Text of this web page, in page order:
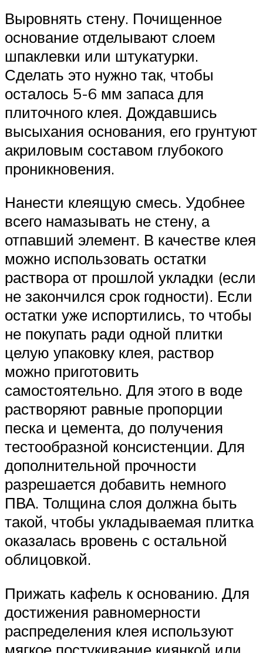
Выровнять стену. Почищенное
основание отделывают слоем
шпаклевки или штукатурки.
Сделать это нужно так, чтобы
осталось 5-6 мм запаса для
плиточного клея. Дождавшись
высыхания основания, его грунтуют
акриловым составом глубокого
проникновения.
Нанести клеящую смесь. Удобнее
всего намазывать не стену, а
отпавший элемент. В качестве клея
можно использовать остатки
раствора от прошлой укладки (если
не закончился срок годности). Если
остатки уже испортились, то чтобы
не покупать ради одной плитки
целую упаковку клея, раствор
можно приготовить
самостоятельно. Для этого в воде
растворяют равные пропорции
песка и цемента, до получения
тестообразной консистенции. Для
дополнительной прочности
разрешается добавить немного
ПВА. Толщина слоя должна быть
такой, чтобы укладываемая плитка
оказалась вровень с остальной
облицовкой.
Прижать кафель к основанию. Для
достижения равномерности
распределения клея используют